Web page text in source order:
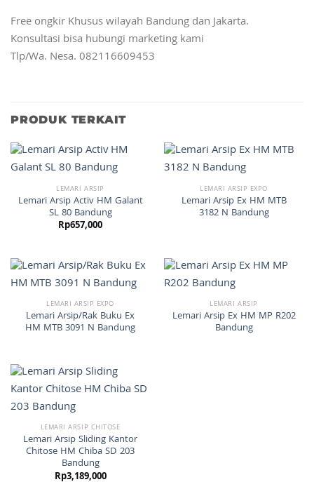
Free ongkir Khusus wilayah Bandung dan Jakarta.
Konsultasi bisa hubungi marketing kami
Tlp/Wa. Nesa. 082116609453
PRODUK TERKAIT
LEMARI ARSIP
Lemari Arsip Activ HM Galant
SL 80 Bandung
Rp657,000
LEMARI ARSIP EXPO
Lemari Arsip Ex HM MTB
3182 N Bandung
LEMARI ARSIP EXPO
Lemari Arsip/Rak Buku Ex
HM MTB 3091 N Bandung
LEMARI ARSIP
Lemari Arsip Ex HM MP R202
Bandung
LEMARI ARSIP CHITOSE
Lemari Arsip Sliding Kantor
Chitose HM Chiba SD 203
Bandung
Rp3,189,000